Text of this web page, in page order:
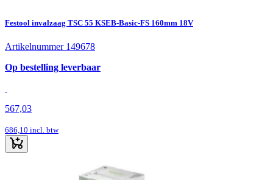
Festool invalzaag TSC 55 KSEB-Basic-FS 160mm 18V
Artikelnummer 149678
Op bestelling leverbaar
567,03
686,10 incl. btw